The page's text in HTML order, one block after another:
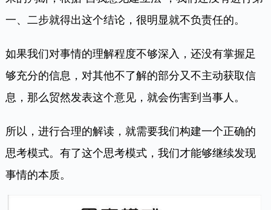
一、二步就得出这个结论，很明显就不负责任的。
如果我们对事情的理解程度不够深入，还没有掌握足
够充分的信息，对其他不了解的部分又不主动获取信
息，那么贸然发表这个意见，就会伤害到当事人。
所以，进行合理的解读，就需要我们构建一个正确的
思考模式。有了这个思考模式，我们才能够继续发现
事情的本质。